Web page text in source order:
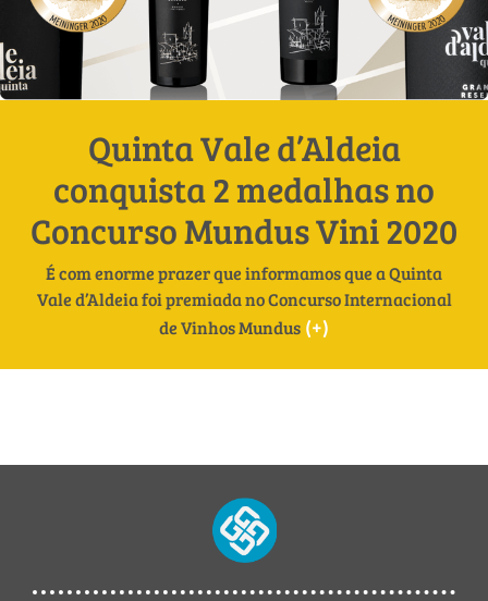
Quinta Vale d’Aldeia
conquista 2 medalhas no
Concurso Mundus Vini 2020
É com enorme prazer que informamos que a Quinta
Vale d’Aldeia foi premiada no Concurso Internacional
de Vinhos Mundus (+)